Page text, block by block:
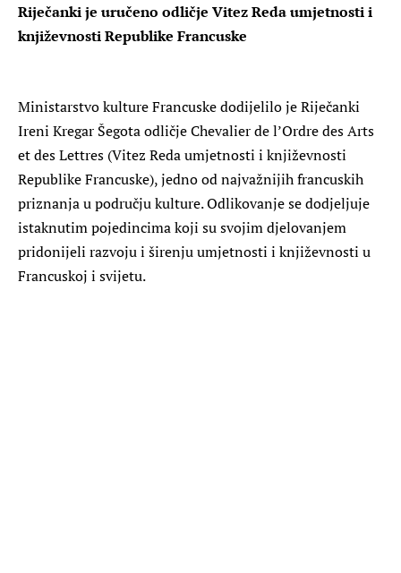
Riječanki je uručeno odličje Vitez Reda umjetnosti i
književnosti Republike Francuske
Ministarstvo kulture Francuske dodijelilo je Riječanki
Ireni Kregar Šegota odličje Chevalier de l’Ordre des Arts
et des Lettres (Vitez Reda umjetnosti i književnosti
Republike Francuske), jedno od najvažnijih francuskih
priznanja u području kulture. Odlikovanje se dodjeljuje
istaknutim pojedincima koji su svojim djelovanjem
pridonijeli razvoju i širenju umjetnosti i književnosti u
Francuskoj i svijetu.